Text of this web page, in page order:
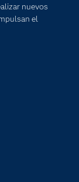
nuevos
el